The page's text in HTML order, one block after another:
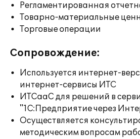
Регламентированная
Товарно-материальные
Торговые операции
Сопровождение:
Используется интернет-
интернет-сервисы ИТС
ИТСааС для решений в
"1С:Предприятие через
Осуществляется
методическим вопросам